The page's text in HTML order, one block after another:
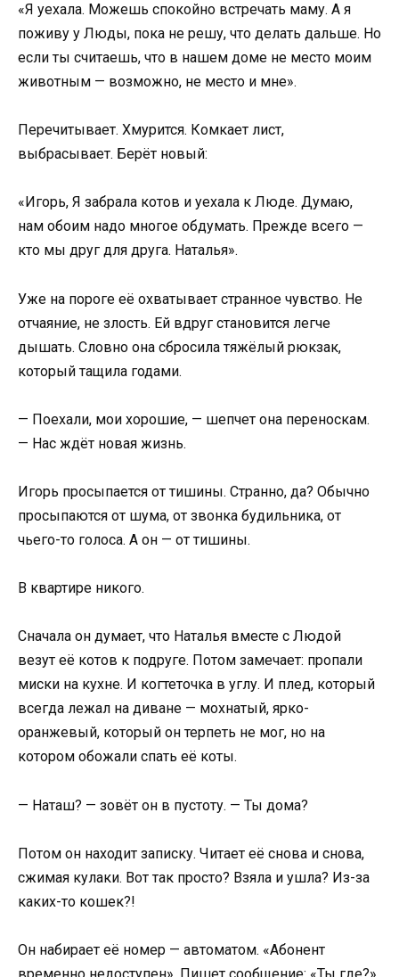
«Я уехала. Можешь спокойно встречать маму. А я
поживу у Люды, пока не решу, что делать дальше. Но
если ты считаешь, что в нашем доме не место моим
животным — возможно, не место и мне».
Перечитывает. Хмурится. Комкает лист,
выбрасывает. Берёт новый:
«Игорь, Я забрала котов и уехала к Люде. Думаю,
нам обоим надо многое обдумать. Прежде всего —
кто мы друг для друга. Наталья».
Уже на пороге её охватывает странное чувство. Не
отчаяние, не злость. Ей вдруг становится легче
дышать. Словно она сбросила тяжёлый рюкзак,
который тащила годами.
— Поехали, мои хорошие, — шепчет она переноскам.
— Нас ждёт новая жизнь.
Игорь просыпается от тишины. Странно, да? Обычно
просыпаются от шума, от звонка будильника, от
чьего-то голоса. А он — от тишины.
В квартире никого.
Сначала он думает, что Наталья вместе с Людой
везут её котов к подруге. Потом замечает: пропали
миски на кухне. И когтеточка в углу. И плед, который
всегда лежал на диване — мохнатый, ярко-
оранжевый, который он терпеть не мог, но на
котором обожали спать её коты.
— Наташ? — зовёт он в пустоту. — Ты дома?
Потом он находит записку. Читает её снова и снова,
сжимая кулаки. Вот так просто? Взяла и ушла? Из-за
каких-то кошек?!
Он набирает её номер — автоматом. «Абонент